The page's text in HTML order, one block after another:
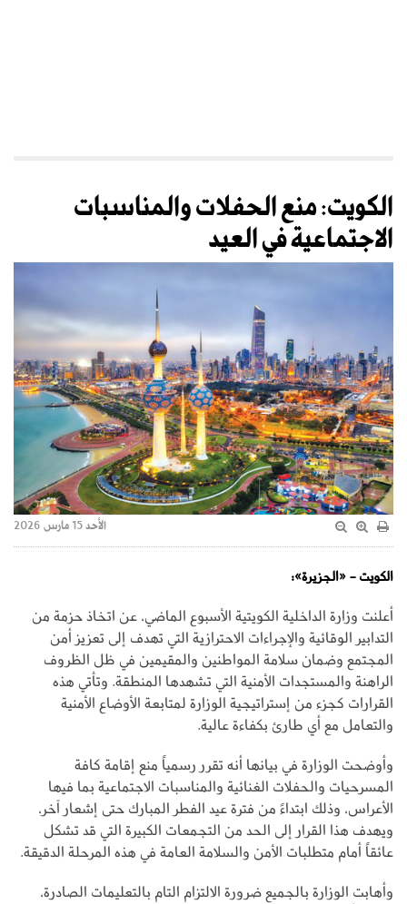
الكويت: منع الحفلات والمناسبات
الاجتماعية في العيد
الأحد 15 مارس 2026
الكويت - «الجزيرة»:
أعلنت وزارة الداخلية الكويتية الأسبوع الماضي، عن اتخاذ حزمة من
التدابير الوقائية والإجراءات الاحترازية التي تهدف إلى تعزيز أمن
المجتمع وضمان سلامة المواطنين والمقيمين في ظل الظروف
الراهنة والمستجدات الأمنية التي تشهدها المنطقة. وتأتي هذه
القرارات كجزء من إستراتيجية الوزارة لمتابعة الأوضاع الأمنية
والتعامل مع أي طارئ بكفاءة عالية.
وأوضحت الوزارة في بيانها أنه تقرر رسمياً منع إقامة كافة
المسرحيات والحفلات الغنائية والمناسبات الاجتماعية بما فيها
الأعراس، وذلك ابتداءً من فترة عيد الفطر المبارك حتى إشعار آخر،
ويهدف هذا القرار إلى الحد من التجمعات الكبيرة التي قد تشكل
عائقاً أمام متطلبات الأمن والسلامة العامة في هذه المرحلة الدقيقة.
وأهابت الوزارة بالجميع ضرورة الالتزام التام بالتعليمات الصادرة،